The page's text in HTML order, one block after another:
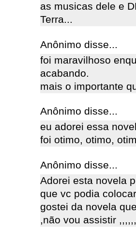
as musicas dele e
Terra...
Anônimo disse...
foi maravilhoso
acabando.
mais o importante
Anônimo disse...
eu adorei essa
foi otimo, otimo,
Anônimo disse...
Adorei esta novela
que vc podia
gostei da novela
,não vou assistir